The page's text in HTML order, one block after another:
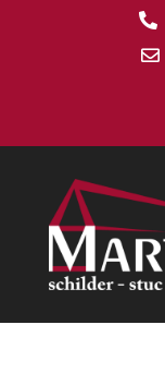

